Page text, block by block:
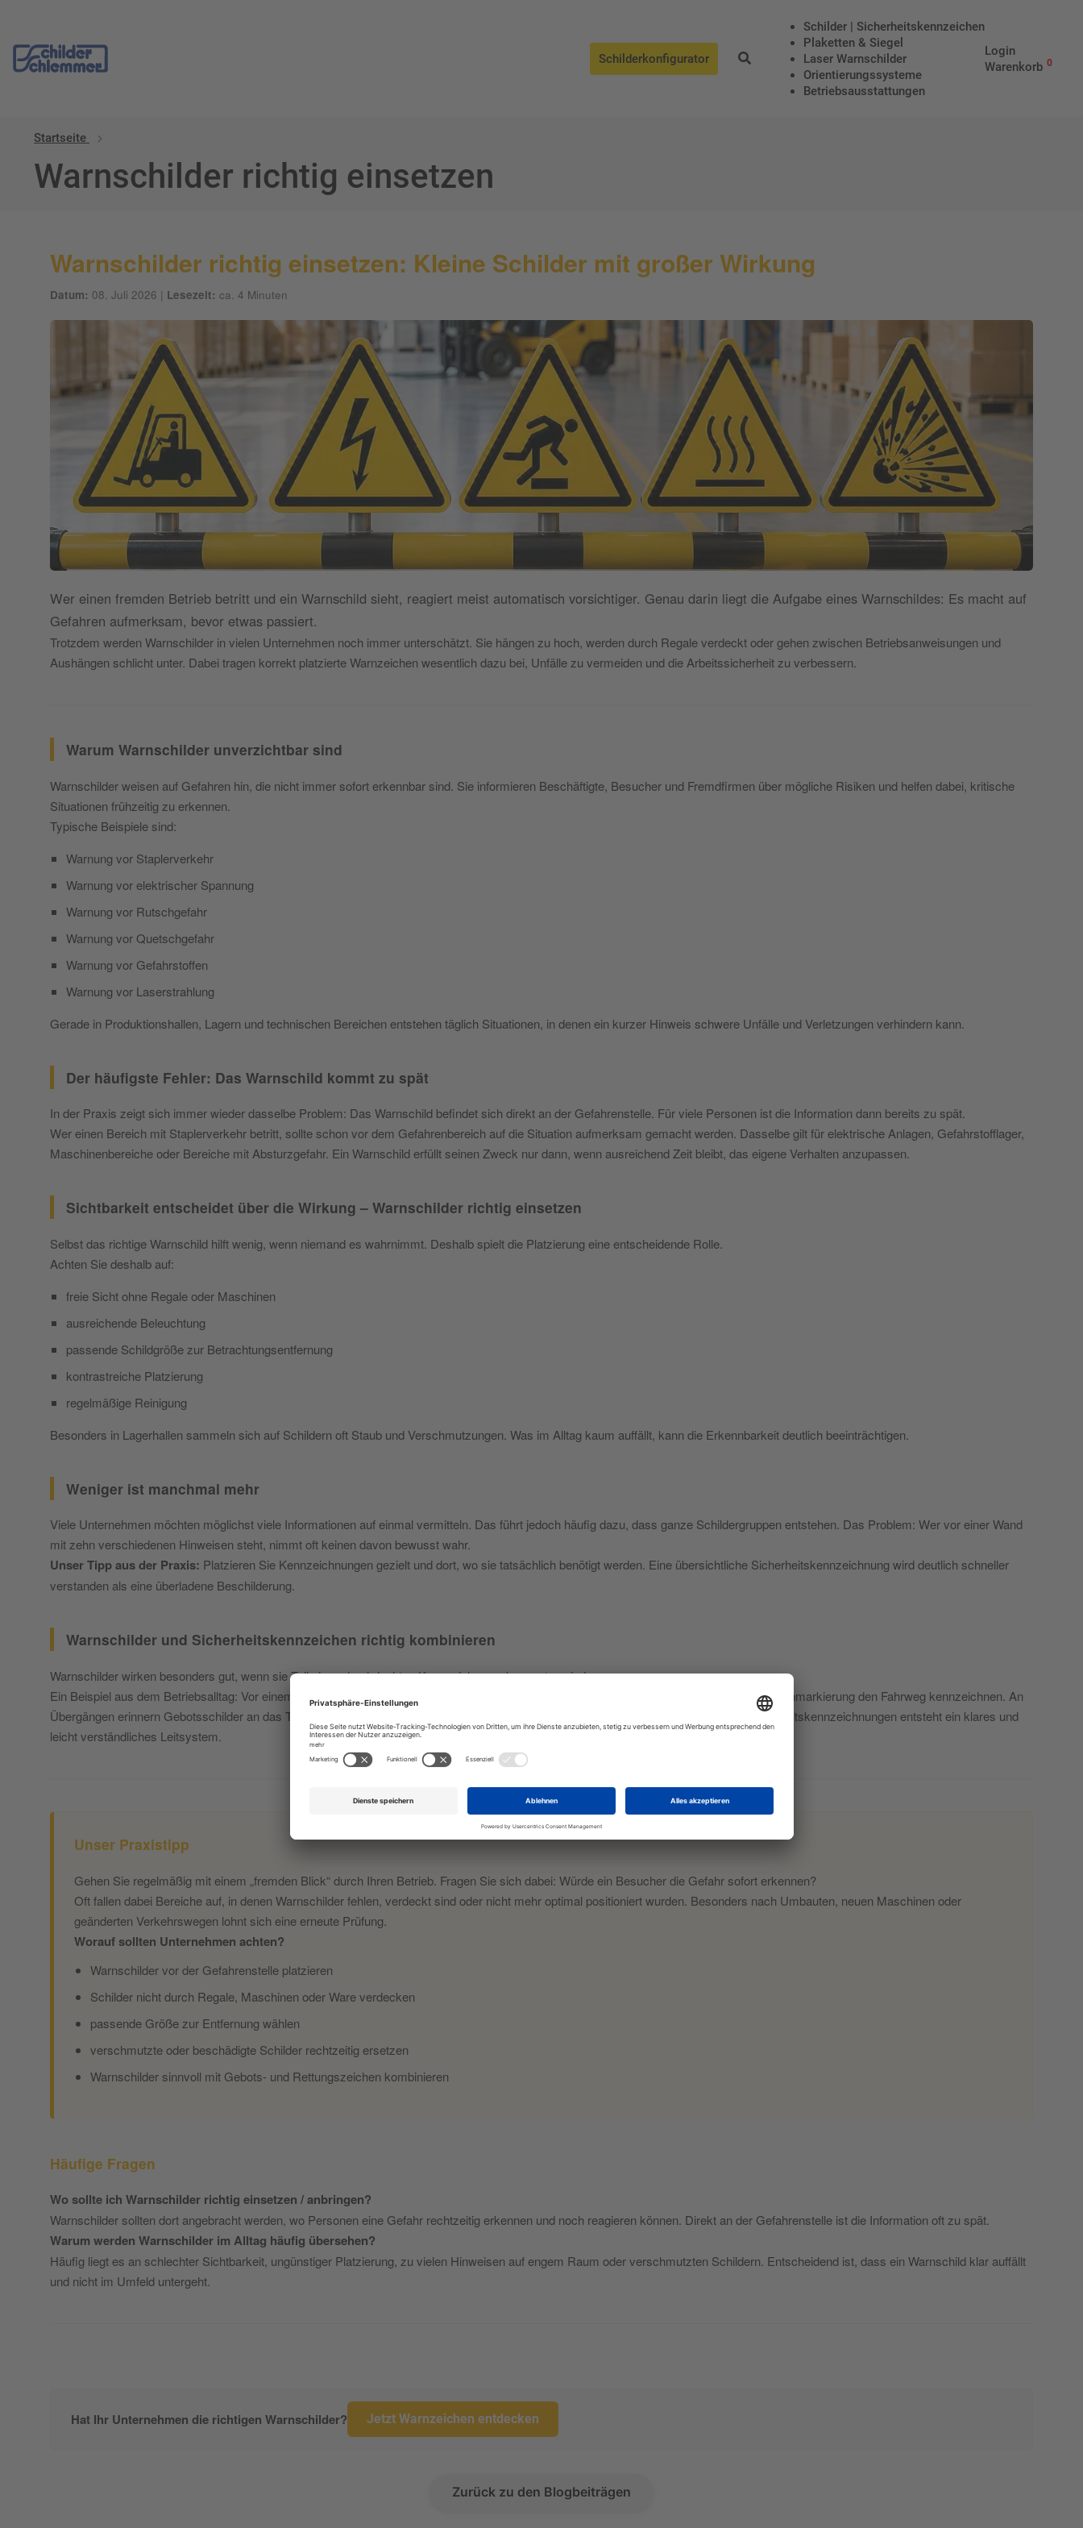
Schilderkonfigurator
Schilder | Sicherheitskennzeichen
Plaketten & Siegel
Laser Warnschilder
Orientierungssysteme
Betriebs­aus­stattungen
Login
Warenkorb 0
Startseite
Warnschilder richtig einsetzen
Warnschilder richtig einsetzen: Kleine Schilder mit großer Wirkung
Datum: 08. Juli 2026 | Lesezeit: ca. 4 Minuten
Wer einen fremden Betrieb betritt und ein Warnschild sieht, reagiert meist automatisch vorsichtiger. Genau darin liegt die Aufgabe eines Warnschildes: Es macht auf
Gefahren aufmerksam, bevor etwas passiert.
Trotzdem werden Warnschilder in vielen Unternehmen noch immer unterschätzt. Sie hängen zu hoch, werden durch Regale verdeckt oder gehen zwischen Betriebsanweisungen und
Aushängen schlicht unter. Dabei tragen korrekt platzierte Warnzeichen wesentlich dazu bei, Unfälle zu vermeiden und die Arbeitssicherheit zu verbessern.
Warum Warnschilder unverzichtbar sind
Warnschilder weisen auf Gefahren hin, die nicht immer sofort erkennbar sind. Sie informieren Beschäftigte, Besucher und Fremdfirmen über mögliche Risiken und helfen dabei, kritische
Situationen frühzeitig zu erkennen.
Typische Beispiele sind:
Warnung vor Staplerverkehr
Warnung vor elektrischer Spannung
Warnung vor Rutschgefahr
Warnung vor Quetschgefahr
Warnung vor Gefahrstoffen
Warnung vor Laserstrahlung
Gerade in Produktionshallen, Lagern und technischen Bereichen entstehen täglich Situationen, in denen ein kurzer Hinweis schwere Unfälle und Verletzungen verhindern kann.
Der häufigste Fehler: Das Warnschild kommt zu spät
In der Praxis zeigt sich immer wieder dasselbe Problem: Das Warnschild befindet sich direkt an der Gefahrenstelle. Für viele Personen ist die Information dann bereits zu spät.
Wer einen Bereich mit Staplerverkehr betritt, sollte schon vor dem Gefahrenbereich auf die Situation aufmerksam gemacht werden. Dasselbe gilt für elektrische Anlagen, Gefahrstofflager,
Maschinenbereiche oder Bereiche mit Absturzgefahr. Ein Warnschild erfüllt seinen Zweck nur dann, wenn ausreichend Zeit bleibt, das eigene Verhalten anzupassen.
Sichtbarkeit entscheidet über die Wirkung – Warnschilder richtig einsetzen
Selbst das richtige Warnschild hilft wenig, wenn niemand es wahrnimmt. Deshalb spielt die Platzierung eine entscheidende Rolle.
Achten Sie deshalb auf:
freie Sicht ohne Regale oder Maschinen
ausreichende Beleuchtung
passende Schildgröße zur Betrachtungsentfernung
kontrastreiche Platzierung
regelmäßige Reinigung
Besonders in Lagerhallen sammeln sich auf Schildern oft Staub und Verschmutzungen. Was im Alltag kaum auffällt, kann die Erkennbarkeit deutlich beeinträchtigen.
Weniger ist manchmal mehr
Viele Unternehmen möchten möglichst viele Informationen auf einmal vermitteln. Das führt jedoch häufig dazu, dass ganze Schildergruppen entstehen. Das Problem: Wer vor einer Wand
mit zehn verschiedenen Hinweisen steht, nimmt oft keinen davon bewusst wahr.
Unser Tipp aus der Praxis: Platzieren Sie Kennzeichnungen gezielt und dort, wo sie tatsächlich benötigt werden. Eine übersichtliche Sicherheitskennzeichnung wird deutlich schneller
verstanden als eine überladene Beschilderung.
Warnschilder und Sicherheitskennzeichen richtig kombinieren
Warnschilder wirken besonders gut, wenn sie Teil eines durchdachten Kennzeichnungskonzeptes sind.
Ein Beispiel aus dem Betriebsalltag: Vor einem Bereich mit Staplerverkehr weist ein Warnschild auf die Gefahr hin. Zusätzlich kann eine Bodenmarkierung den Fahrweg kennzeichnen. An
Übergängen erinnern Gebotsschilder an das Tragen der vorgeschriebenen Schutzausrüstung. Durch die Kombination verschiedener Sicherheitskennzeichnungen entsteht ein klares und
leicht verständliches Leitsystem.
Unser Praxistipp
Gehen Sie regelmäßig mit einem „fremden Blick“ durch Ihren Betrieb. Fragen Sie sich dabei: Würde ein Besucher die Gefahr sofort erkennen?
Oft fallen dabei Bereiche auf, in denen Warnschilder fehlen, verdeckt sind oder nicht mehr optimal positioniert wurden. Besonders nach Umbauten, neuen Maschinen oder
geänderten Verkehrswegen lohnt sich eine erneute Prüfung.
Worauf sollten Unternehmen achten?
Warnschilder vor der Gefahrenstelle platzieren
Schilder nicht durch Regale, Maschinen oder Ware verdecken
passende Größe zur Entfernung wählen
verschmutzte oder beschädigte Schilder rechtzeitig ersetzen
Warnschilder sinnvoll mit Gebots- und Rettungszeichen kombinieren
Häufige Fragen
Wo sollte ich Warnschilder richtig einsetzen / anbringen?
Warnschilder sollten dort angebracht werden, wo Personen eine Gefahr rechtzeitig erkennen und noch reagieren können. Direkt an der Gefahrenstelle ist die Information oft zu spät.
Warum werden Warnschilder im Alltag häufig übersehen?
Häufig liegt es an schlechter Sichtbarkeit, ungünstiger Platzierung, zu vielen Hinweisen auf engem Raum oder verschmutzten Schildern. Entscheidend ist, dass ein Warnschild klar auffällt
und nicht im Umfeld untergeht.
Hat Ihr Unternehmen die richtigen Warnschilder? Jetzt Warnzeichen entdecken
Zurück zu den Blogbeiträgen